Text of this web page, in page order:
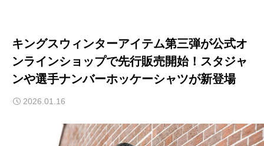
キングスウィンターアイテム第三弾が公式オ
ンラインショップで先行販売開始！スタジャ
ンや選手ナンバーホッケーシャツが新登場
2026.01.16